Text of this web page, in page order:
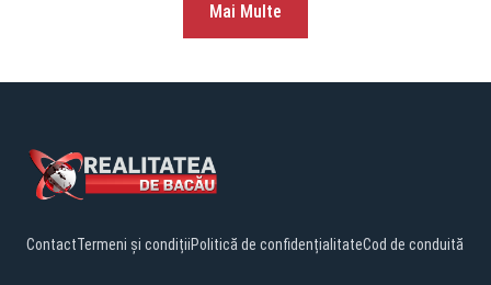
Mai Multe
ContactTermeni și condițiiPolitică de confidențialitateCod de conduită